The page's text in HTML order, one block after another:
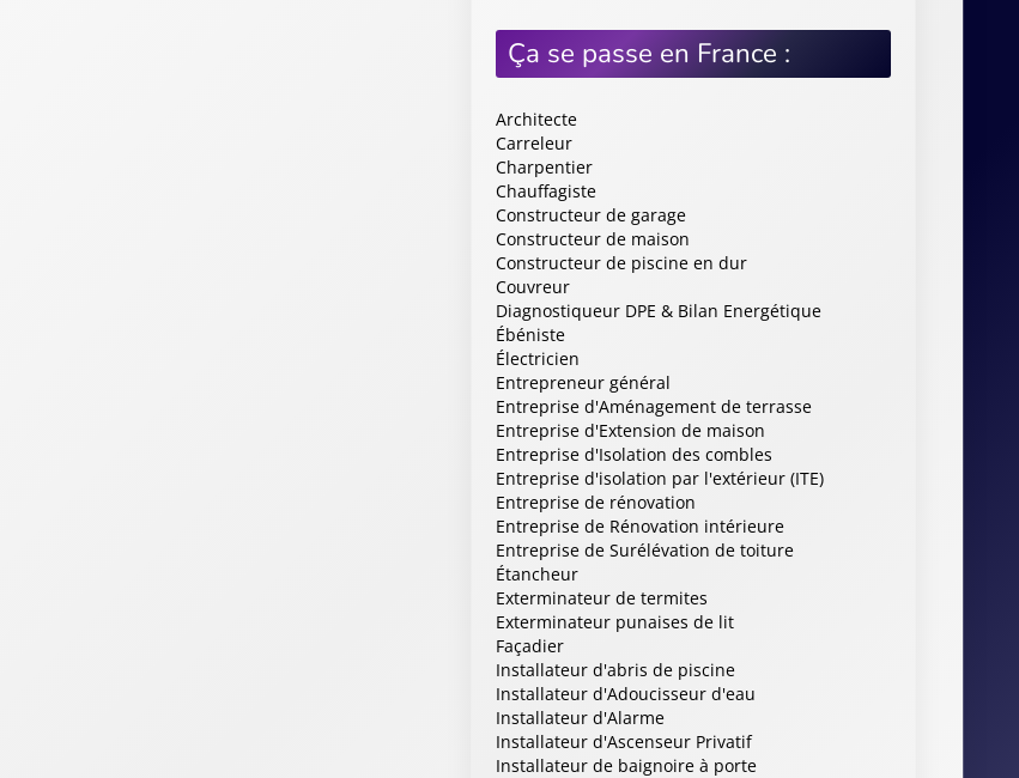
Ça se passe en France :
Architecte
Carreleur
Charpentier
Chauffagiste
Constructeur de garage
Constructeur de maison
Constructeur de piscine en dur
Couvreur
Diagnostiqueur DPE & Bilan Energétique
Ébéniste
Électricien
Entrepreneur général
Entreprise d'Aménagement de terrasse
Entreprise d'Extension de maison
Entreprise d'Isolation des combles
Entreprise d'isolation par l'extérieur (ITE)
Entreprise de rénovation
Entreprise de Rénovation intérieure
Entreprise de Surélévation de toiture
Étancheur
Exterminateur de termites
Exterminateur punaises de lit
Façadier
Installateur d'abris de piscine
Installateur d'Adoucisseur d'eau
Installateur d'Alarme
Installateur d'Ascenseur Privatif
Installateur de baignoire à porte